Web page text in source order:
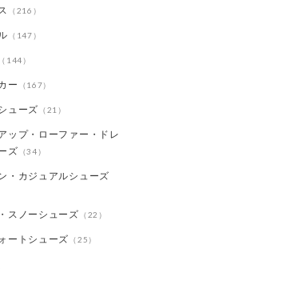
（216）
（147）
（144）
ー （167）
ューズ （21）
ップ・ローファー・ドレ
ズ （34）
・カジュアルシューズ
スノーシューズ （22）
ートシューズ （25）